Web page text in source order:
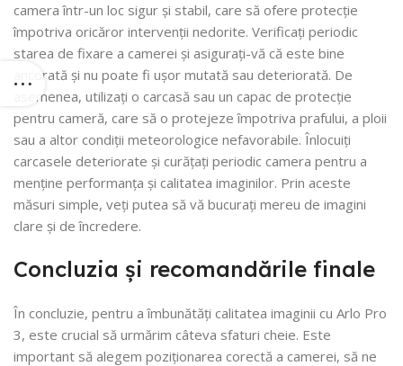
camera într-un loc sigur și stabil, care să ofere protecție
împotriva oricăror intervenții nedorite. Verificați periodic
starea de fixare a camerei și asigurați-vă că este bine
ancorată și nu poate fi ușor mutată sau deteriorată. De
asemenea, utilizați o carcasă sau un capac de protecție
pentru cameră, care să o protejeze împotriva prafului, a ploii
sau a altor condiții meteorologice nefavorabile. Înlocuiți
carcasele deteriorate și curățați periodic camera pentru a
menține performanța și calitatea imaginilor. Prin aceste
măsuri simple, veți putea să vă bucurați mereu de imagini
clare și de încredere.
Concluzia și recomandările finale
În concluzie, pentru a îmbunătăți calitatea imaginii cu Arlo Pro
3, este crucial să urmărim câteva sfaturi cheie. Este
important să alegem poziționarea corectă a camerei, să ne